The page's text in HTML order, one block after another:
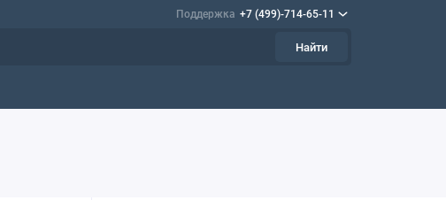
Поддержка +7 (499)-714-65-11
Найти